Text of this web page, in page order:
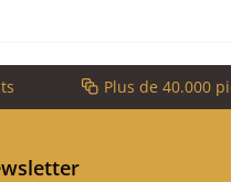
Plus de 40.000